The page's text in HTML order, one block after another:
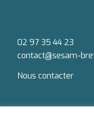
02 97 35 44 23
contact@sesam-
Nous contacter